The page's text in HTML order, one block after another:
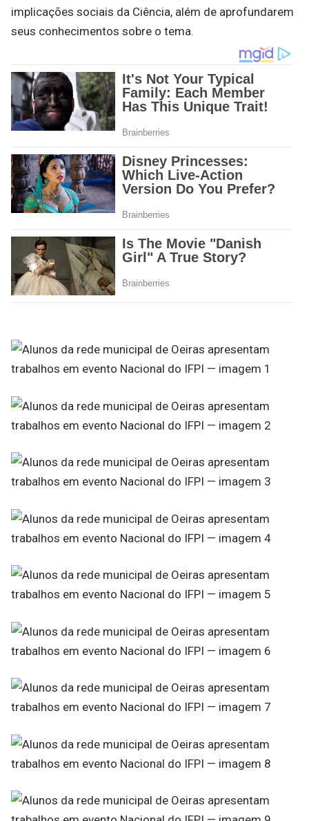
implicações sociais da Ciência, além de aprofundarem
seus conhecimentos sobre o tema.